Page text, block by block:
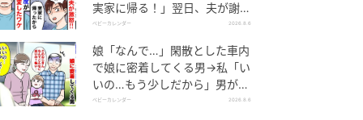
実家に帰る！」翌日、夫が謝罪
してきたワケ
ベビーカレンダー 2026.8.6
娘「なんで…」閑散とした車内
で娘に密着してくる男→私「い
いの…もう少しだから」男が血
相を変え逃げたワケ
ベビーカレンダー 2026.8.6